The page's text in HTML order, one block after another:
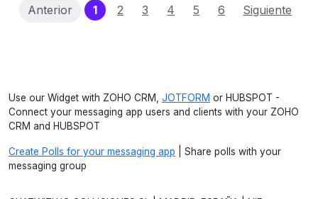
Anterior 1(current)
2 3 4 5 6 Siguiente
Use our Widget with ZOHO CRM, JOTFORM or HUBSPOT -
Connect your messaging app users and clients with your ZOHO
CRM and HUBSPOT
Create Polls for your messaging app | Share polls with your
messaging group